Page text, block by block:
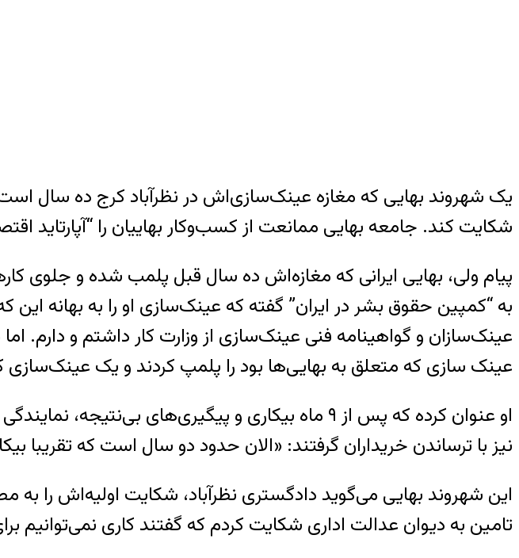
شکایت کند. جامعه بهایی ممانعت از کسب‌وکار بهاییان را “آپارتاید
پیام ولی، بهایی ایرانی که مغازه‌اش ده سال قبل پلمب شده و جلوی
به “کمپین حقوق بشر در ایران” گفته که عینک‌سازی او را به بهانه
عینک سازی که متعلق به بهایی‌ها بود را پلمپ کردند و یک
او عنوان کرده که پس از ۹ ماه بیکاری و پیگیری‌های
نیز با ترساندن خریداران گرفتند: «الان حدود دو سال است که تقریبا
این شهروند بهایی می‌گوید دادگستری نظرآباد، شکایت اولیه‌اش را به
تامین به دیوان عدالت اداری شکایت کردم که گفتند کاری نمی‌توانیم